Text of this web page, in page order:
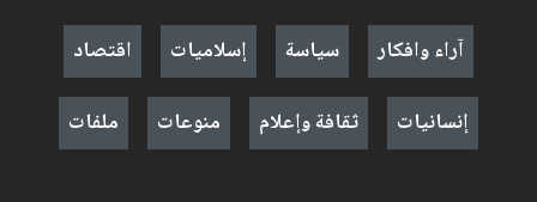
آراء وافكار
سياسة إسلاميات
اقتصاد
إنسانيات
ثقافة وإعلام منوعات ملفات